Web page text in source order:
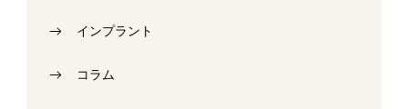
インプラント
コラム